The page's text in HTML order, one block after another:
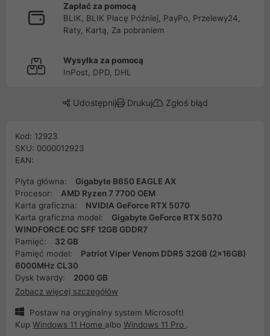
Zapłać za pomocą
BLIK, BLIK Płacę Później, PayPo, Przelewy24,
Raty, Kartą, Za pobraniem
Wysyłka za pomocą
InPost, DPD, DHL
Udostępnij Drukuj Zgłoś błąd
Kod: 12923
SKU: 0000012923
EAN:
Płyta główna:
Gigabyte B650 EAGLE AX
Procesor:
AMD Ryzen 7 7700 OEM
Karta graficzna:
NVIDIA GeForce RTX 5070
Karta graficzna model:
Gigabyte GeForce RTX 5070
WINDFORCE OC SFF 12GB GDDR7
Pamięć:
32 GB
Pamięć model:
Patriot Viper Venom DDR5 32GB (2x16GB)
6000MHz CL30
Dysk twardy:
2000 GB
Zobacz więcej szczegółów
Postaw na oryginalny system Microsoft!
Kup Windows 11 Home albo Windows 11 Pro .